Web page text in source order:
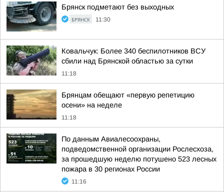
Брянск подметают без выходных
БРЯНСК 11:30
Ковальчук: Более 340 беспилотников ВСУ
сбили над Брянской областью за сутки
11:18
Брянцам обещают «первую репетицию
осени» на неделе
11:18
По данным Авиалесоохраны,
подведомственной организации Рослесхоза,
за прошедшую неделю потушено 523 лесных
пожара в 30 регионах России
11:16